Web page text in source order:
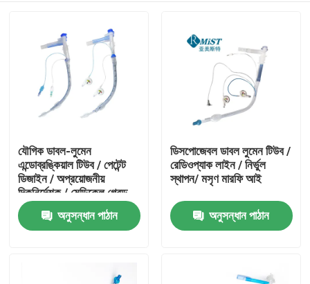
যৌগিক ডাবল-লুমেন
এন্ডোব্রঙ্কিয়াল টিউব / পেটেন্ট
ডিজাইন / অপ্রয়োজনীয়
দিকনির্দেশক / মেডিকেল গ্রেড
পিভিসি
অনুসন্ধান পাঠান
ডিসপোজেবল ডাবল লুমেন টিউব /
রেডিওপ্যাক লাইন / নির্ভুল
স্থাপন/ মসৃণ মারফি আই
অনুসন্ধান পাঠান